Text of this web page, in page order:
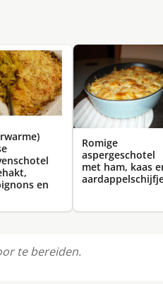
en
Romige
aspergeschotel
met ham, kaas
te bereiden.